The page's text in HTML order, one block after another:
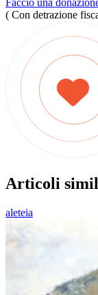
( Con detrazione
Articoli
aleteia